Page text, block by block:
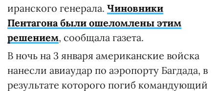
иранского генерала. Чиновники
Пентагона были ошеломлены этим
решением, сообщала газета.
В ночь на 3 января американские войска
нанесли авиаудар по аэропорту Багдада, в
результате которого погиб командующий